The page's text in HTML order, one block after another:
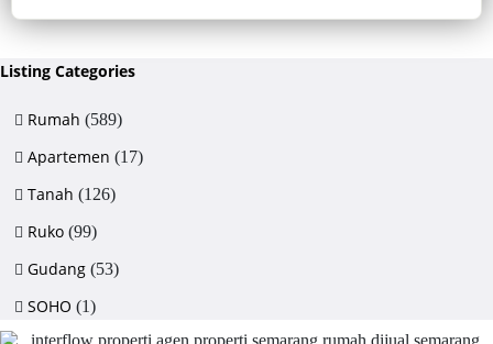
listrik 5500 watt, air artetis. Lingkungan asri & strategis.
Listing Categories
Rumah (589)
Apartemen (17)
Tanah (126)
Ruko (99)
Gudang (53)
SOHO (1)